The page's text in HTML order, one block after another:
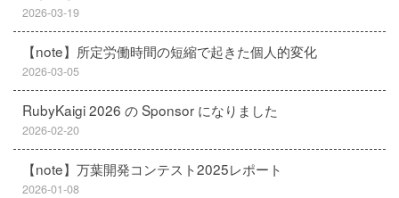
2026-03-19
【note】所定労働時間の短縮で起きた個人的変化
2026-03-05
RubyKaigi 2026 の Sponsor になりました
2026-02-20
【note】万葉開発コンテスト2025レポート
2026-01-08